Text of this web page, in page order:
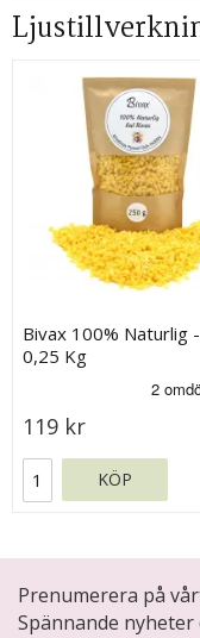
Bivax 100% Naturlig
0,25 Kg
119 kr
KÖP
Prenumerera på
Spännande